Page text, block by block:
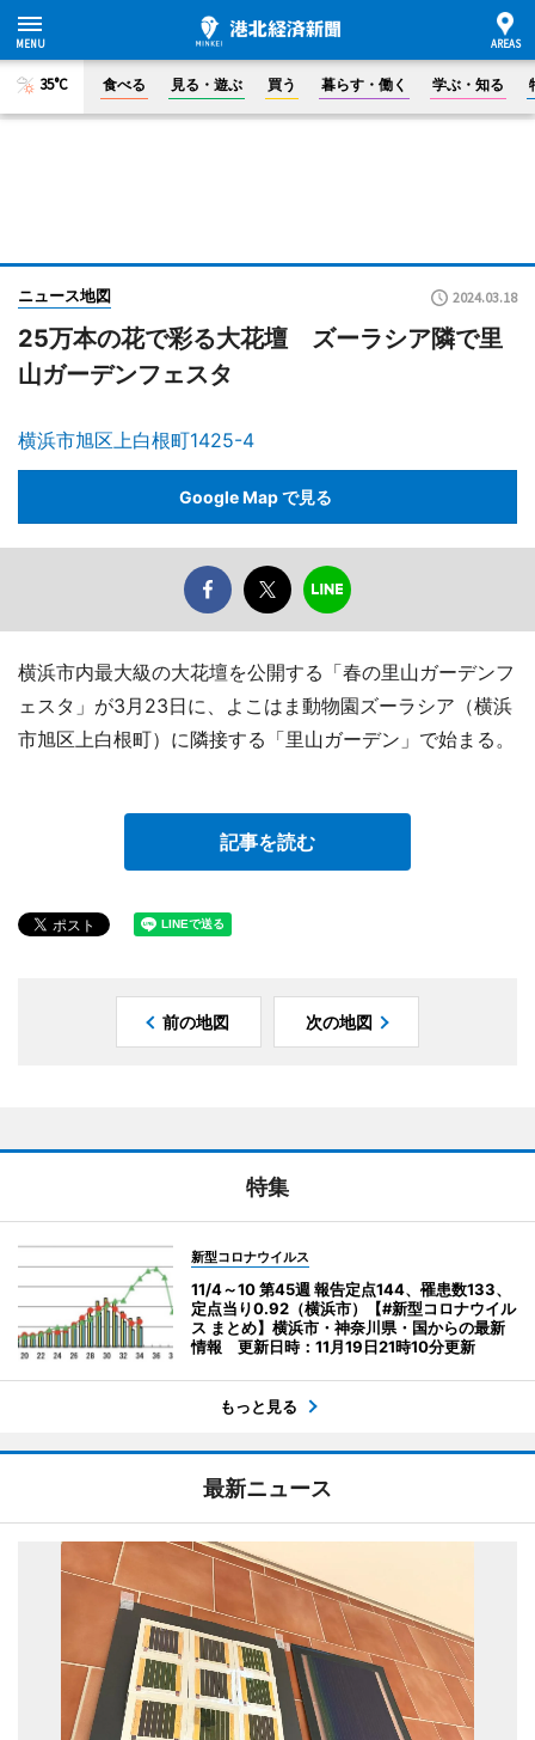
35°C 食べる 見る・遊ぶ 買う 暮らす・働く 学ぶ・知る
ニュース地図 2024.03.18
25万本の花で彩る大花壇 ズーラシア隣で里
山ガーデンフェスタ
横浜市旭区上白根町1425-4
Google Map で見る
横浜市内最大級の大花壇を公開する「春の里山ガーデンフ
ェスタ」が3月23日に、よこはま動物園ズーラシア（横浜
市旭区上白根町）に隣接する「里山ガーデン」で始まる。
記事を読む
前の地図 次の地図
特集
新型コロナウイルス
11/4～10 第45週 報告定点144、罹患数133、
定点当り0.92（横浜市）【#新型コロナウイル
ス まとめ】横浜市・神奈川県・国からの最新
情報 更新日時：11月19日21時10分更新
もっと見る
最新ニュース